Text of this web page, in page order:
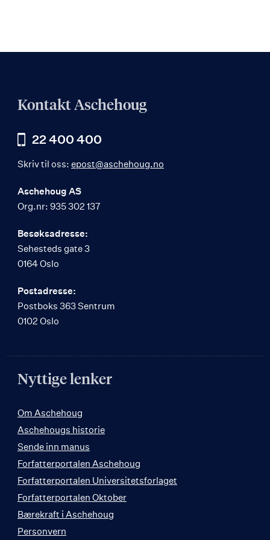
Kontakt Aschehoug
22 400 400
Skriv til oss: epost@aschehoug.no
Aschehoug AS
Org.nr: 935 302 137
Besøksadresse:
Sehesteds gate 3
0164 Oslo
Postadresse:
Postboks 363 Sentrum
0102 Oslo
Nyttige lenker
Om Aschehoug
Aschehougs historie
Sende inn manus
Forfatterportalen Aschehoug
Forfatterportalen Universitetsforlaget
Forfatterportalen Oktober
Bærekraft i Aschehoug
Personvern